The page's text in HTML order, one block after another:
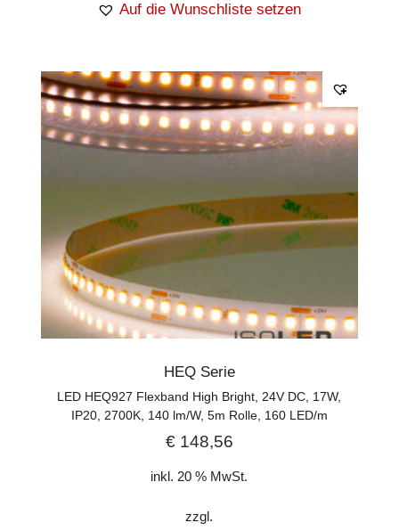
Auf die Wunschliste setzen
HEQ Serie
LED HEQ927 Flexband High Bright, 24V DC, 17W,
IP20, 2700K, 140 lm/W, 5m Rolle, 160 LED/m
€148,56
inkl. 20 % MwSt.
zzgl.